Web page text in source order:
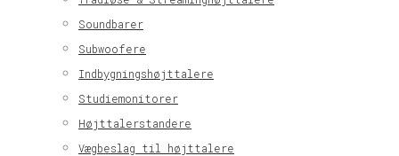
Soundbarer
Subwoofere
Indbygningshøjttalere
Studiemonitorer
Højttalerstandere
Vægbeslag til højttalere